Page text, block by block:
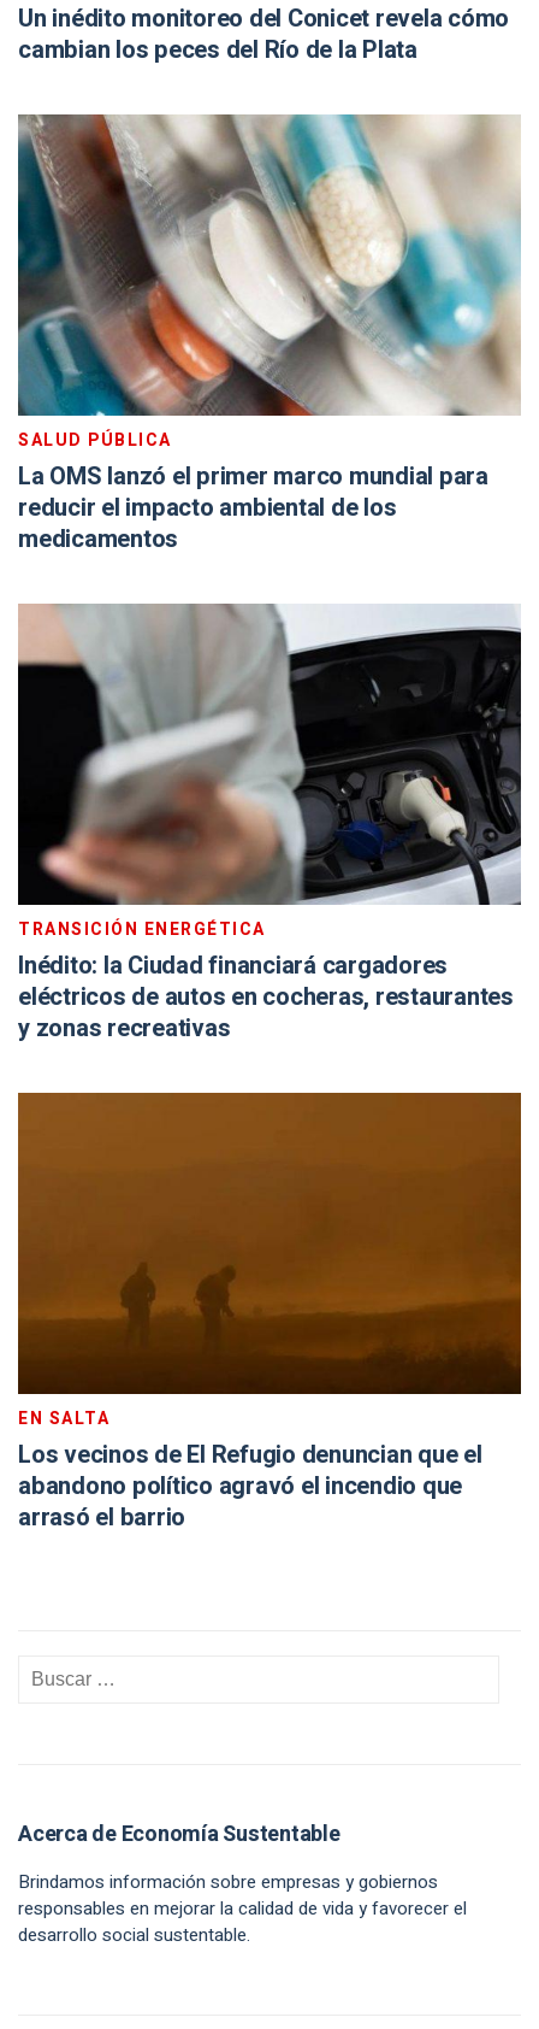
Un inédito monitoreo del Conicet revela cómo
cambian los peces del Río de la Plata
SALUD PÚBLICA
La OMS lanzó el primer marco mundial para
reducir el impacto ambiental de los
medicamentos
TRANSICIÓN ENERGÉTICA
Inédito: la Ciudad financiará cargadores
eléctricos de autos en cocheras, restaurantes
y zonas recreativas
EN SALTA
Los vecinos de El Refugio denuncian que el
abandono político agravó el incendio que
arrasó el barrio
Acerca de Economía Sustentable
Brindamos información sobre empresas y gobiernos
responsables en mejorar la calidad de vida y favorecer el
desarrollo social sustentable.